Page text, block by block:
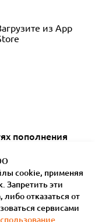
из App
пополнения
сookie, применяя
Запретить эти
отказаться от
сервисами